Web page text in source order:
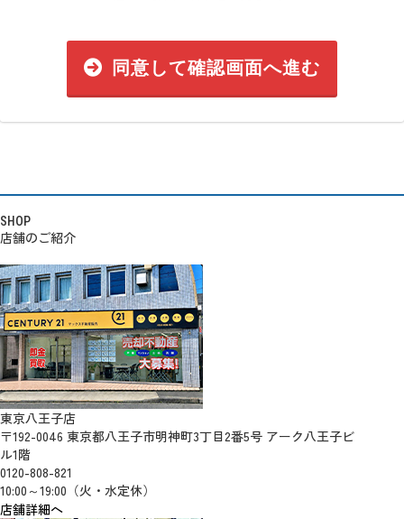
同意して確認画面へ進む
SHOP
店舗のご紹介
東京八王子店
〒192-0046 東京都八王子市明神町3丁目2番5号 アーク八王子ビ
ル1階
0120-808-821
10:00～19:00（火・水定休）
店舗詳細へ